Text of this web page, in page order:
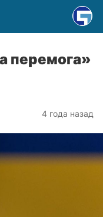
перемога»
4 года назад